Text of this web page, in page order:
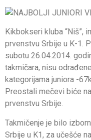
Kikbokseri kluba “Niš”,
prvenstvu Srbije u K-1.
subotu 26.04.2014.
takmičara, nisu
kategorijama juniora -
Preostali mečevi biće
prvenstvu Srbije.
Takmičenje je bilo
Srbije u K1, za učešće